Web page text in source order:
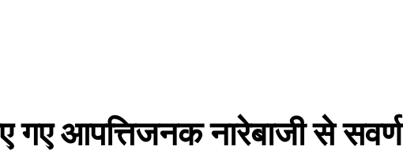
आपत्तिजनक नारेबाजी से सवर्ण